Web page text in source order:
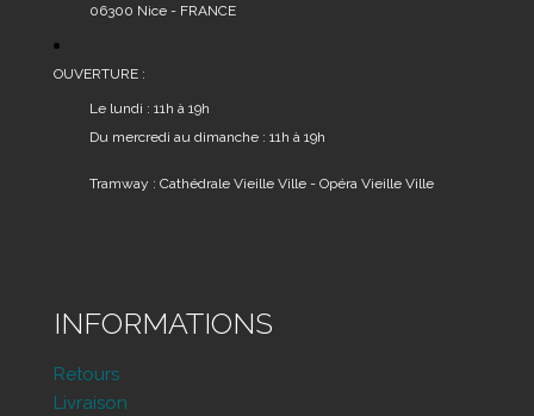
06300 Nice - FRANCE
OUVERTURE :
Le lundi : 11h à 19h
Du mercredi au dimanche : 11h à 19h
Tramway : Cathédrale Vieille Ville - Opéra Vieille Ville
INFORMATIONS
Retours
Livraison